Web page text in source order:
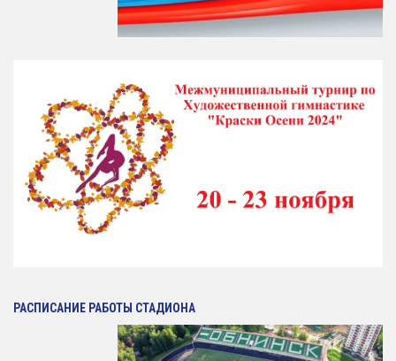
Аренда Теннисного Корта
Информация о Приеме
График работы отделений
Стоимость Занятий
История школы
РАСПИСАНИЕ РАБОТЫ СТАДИОНА